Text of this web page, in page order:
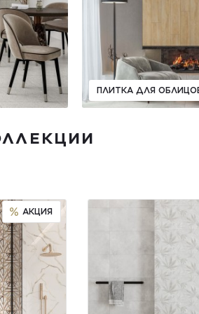
ПЛИТКА ДЛЯ
АКЦИЯ